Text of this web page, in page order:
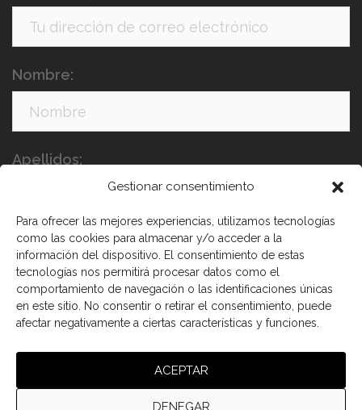
Gestionar consentimiento
Para ofrecer las mejores experiencias, utilizamos tecnologías
como las cookies para almacenar y/o acceder a la
información del dispositivo. El consentimiento de estas
tecnologías nos permitirá procesar datos como el
comportamiento de navegación o las identificaciones únicas
en este sitio. No consentir o retirar el consentimiento, puede
afectar negativamente a ciertas características y funciones.
ACEPTAR
DENEGAR
Nombre:
Apellidos:
He leído y acepto los términos y condiciones